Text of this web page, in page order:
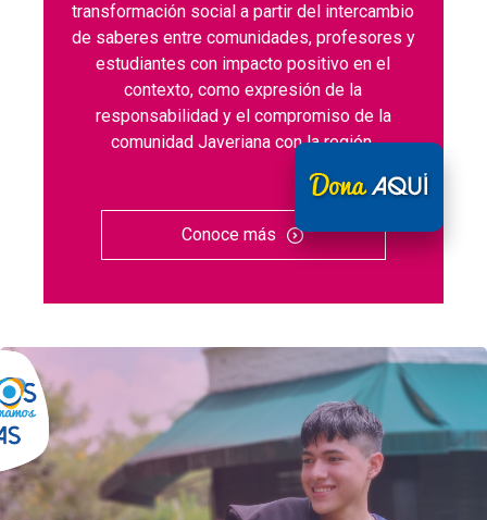
transformación social a partir del intercambio
de saberes entre comunidades, profesores y
estudiantes con impacto positivo en el
contexto, como expresión de la
responsabilidad y el compromiso de la
comunidad Javeriana con la región.
Conoce más